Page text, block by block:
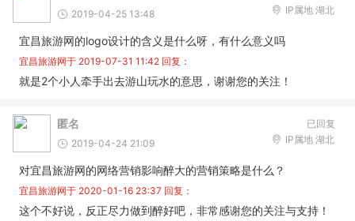
2019-04-25 13:48 IP属地 湖北
宜昌旅游网的logo设计的含义是什么呀，有什么意义吗
宜昌旅游网于 2019-07-31 11:42 回复：
就是2个小人牵手出去游山玩水的意思，谢谢您的关注！
已回复
匿名
2019-04-24 21:09 IP属地 湖北
对宜昌旅游网的网络营销影响醉大的营销策略是什么？
宜昌旅游网于 2020-01-16 23:37 回复：
这个不好说，反正尽力做到醉好吧，非常感谢您的关注与支持！